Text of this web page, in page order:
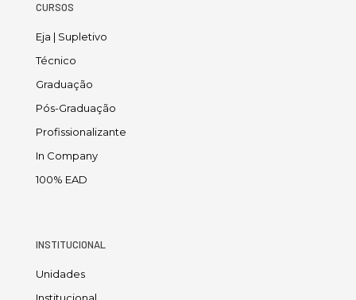
CURSOS
Eja | Supletivo
Técnico
Graduação
Pós-Graduação
Profissionalizante
In Company
100% EAD
INSTITUCIONAL
Unidades